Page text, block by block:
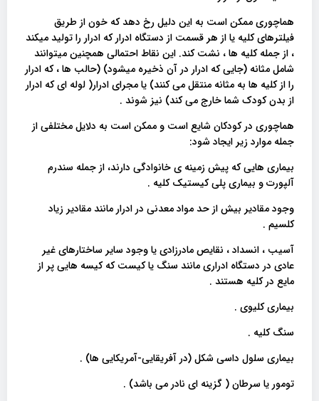
هماچوری ممکن است به این دلیل رخ دهد که خون از طریق
فیلترهای کلیه یا از هر قسمت از دستگاه ادرار که ادرار را تولید میکند
، از جمله کلیه ها ، نشت کند. این نقاط احتمالی همچنین میتوانند
شامل مثانه (جایی که ادرار در آن ذخیره میشود) (حالب ها ، که ادرار
را از کلیه ها به مثانه منتقل می کنند) یا مجرای ادرار( لوله ای که ادرار
از بدن کودک شما خارج می کند) نیز شوند .
هماچوری در کودکان شایع است و ممکن است به دلایل مختلفی از
جمله موارد زیر ایجاد شود:
بیماری هایی که پیش زمینه ی خانوادگی دارند، از جمله سندرم
آلپورت و بیماری پلی کیستیک کلیه .
وجود مقادیر بیش از حد مواد معدنی در ادرار مانند مقادیر زیاد
کلسیم .
آسیب ، انسداد ، نقایص مادرزادی یا وجود سایر ساختارهای غیر
عادی در دستگاه ادراری مانند سنگ یا کیست که کیسه هایی پر از
مایع در کلیه هستند .
بیماری کلیوی .
سنگ کلیه .
بیماری سلول داسی شکل (در آفریقایی-آمریکایی ها) .
تومور یا سرطان ( گزینه ای نادر می باشد) .